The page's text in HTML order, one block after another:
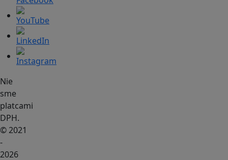
Nie
sme
platcami
DPH.
© 2021
-
2026